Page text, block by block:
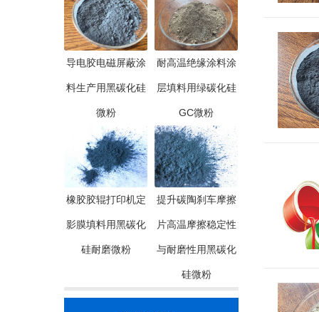
导电胶电磁屏蔽涂
料生产用黑碳化硅
微粉
耐高温绝缘涂料涂
层填料用绿碳化硅
GC微粉
橡胶胶辊打印机定
影膜填料用黑碳化
硅耐磨微粉
提升碳陶刹车摩擦
片高温摩擦稳定性
与耐磨性用黑碳化
硅微粉